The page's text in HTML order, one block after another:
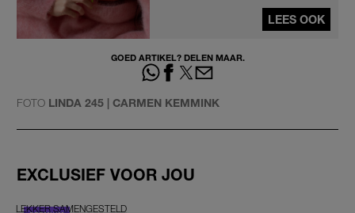
LEES OOK
GOED ARTIKEL? DELEN MAAR.
FOTO LINDA 245 | CARMEN KEMMINK
EXCLUSIEF VOOR JOU
LEKKER SAMENGESTELD